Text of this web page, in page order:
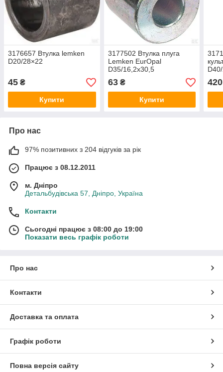
3176657 Втулка lemken
D20/28×22
45 ₴
Купити
3177502 Втулка плуга
Lemken EurOpal
D35/16,2x30,5
63₴
Купити
420
Про нас
97% позитивних з 204 відгуків за рік
Працює з 08.12.2011
м. Дніпро
Детальбудівська 57, Дніпро, Україна
Контакти
Сьогодні працює з 08:00 до 19:00
Показати весь графік роботи
Про нас
Контакти
Доставка та оплата
Графік роботи
Повна версія сайту